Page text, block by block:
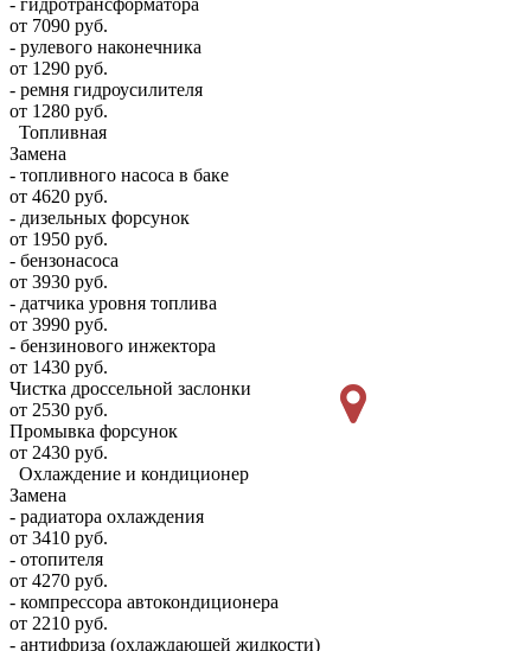
- гидротрансформатора
от 7090 руб.
- рулевого наконечника
от 1290 руб.
- ремня гидроусилителя
от 1280 руб.
Топливная
Замена
- топливного насоса в баке
от 4620 руб.
- дизельных форсунок
от 1950 руб.
- бензонасоса
от 3930 руб.
- датчика уровня топлива
от 3990 руб.
- бензинового инжектора
от 1430 руб.
Чистка дроссельной заслонки
от 2530 руб.
Промывка форсунок
от 2430 руб.
Охлаждение и кондиционер
Замена
- радиатора охлаждения
от 3410 руб.
- отопителя
от 4270 руб.
- компрессора автокондиционера
от 2210 руб.
- антифриза (охлаждающей жидкости)